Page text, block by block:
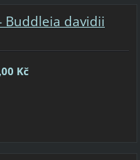
Buddleia davidii
Kč